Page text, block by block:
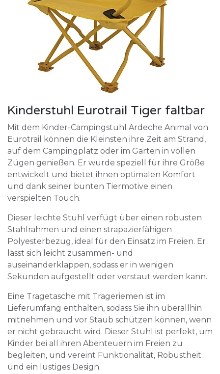
Kinderstuhl Eurotrail Tiger faltbar
Mit dem Kinder-Campingstuhl Ardeche Animal von
Eurotrail können die Kleinsten ihre Zeit am Strand,
auf dem Campingplatz oder im Garten in vollen
Zügen genießen. Er wurde speziell für ihre Größe
entwickelt und bietet ihnen optimalen Komfort
und dank seiner bunten Tiermotive einen
verspielten Touch.
Dieser leichte Stuhl verfügt über einen robusten
Stahlrahmen und einen strapazierfähigen
Polyesterbezug, ideal für den Einsatz im Freien. Er
lässt sich leicht zusammen- und
auseinanderklappen, sodass er in wenigen
Sekunden aufgestellt oder verstaut werden kann.
Eine Tragetasche mit Trageriemen ist im
Lieferumfang enthalten, sodass Sie ihn überallhin
mitnehmen und vor Staub schützen können, wenn
er nicht gebraucht wird. Dieser Stuhl ist perfekt, um
Kinder bei all ihren Abenteuern im Freien zu
begleiten, und vereint Funktionalität, Robustheit
und ein lustiges Design.